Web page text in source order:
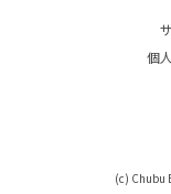
個
(c) Chubu